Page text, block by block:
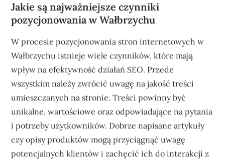
Jakie są najważniejsze czynniki
pozycjonowania w Wałbrzychu
W procesie pozycjonowania stron internetowych w
Wałbrzychu istnieje wiele czynników, które mają
wpływ na efektywność działań SEO. Przede
wszystkim należy zwrócić uwagę na jakość treści
umieszczanych na stronie. Treści powinny być
unikalne, wartościowe oraz odpowiadające na pytania
i potrzeby użytkowników. Dobrze napisane artykuły
czy opisy produktów mogą przyciągnąć uwagę
potencjalnych klientów i zachęcić ich do interakcji z